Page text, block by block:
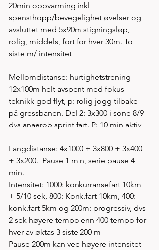
20min oppvarming inkl
spensthopp/bevegelighet øvelser og
avsluttet med 5x90m stigningsløp,
rolig, middels, fort for hver 30m. To
siste m/ intensitet
Mellomdistanse: hurtighetstrening
12x100m helt avspent med fokus
teknikk god flyt, p: rolig jogg tilbake
på gressbanen. Del 2: 3x300 i sone 8/9
dvs anaerob sprint fart. P: 10 min aktiv
Langdistanse: 4x1000 + 3x800 + 3x400
+ 3x200.  Pause 1 min, serie pause 4
min.
Intensitet: 1000: konkurransefart 10km
+ 5/10 sek, 800: Konk.fart 10km, 400:
konk.fart 5km og 200m: progressiv, dvs
2 sek høyere tempo enn 400 tempo for
hver av øktas 3 siste 200 m
Pause 200m kan ved høyere intensitet